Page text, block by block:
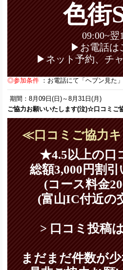
色街
09:00~翌
▶お電話は
▶ネット予約、チ
◎参加条件 ：お電話にて「ヘブン見た
期間：8月09日(日)～8月31日(月)
ご協力お願いいたします(泣)☆口コミご
≪口コミご協力
★4.5以上の口
総額3,000円割
(コース料金
(富山IC付近の
> 口コミ投稿
まだまだ件数が